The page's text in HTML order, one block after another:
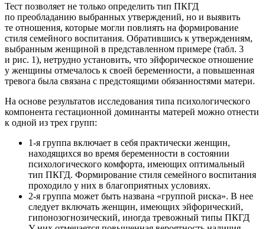
Тест позволяет не только определить тип ПКГД
по преобладанию выбранных утверждений, но и выявить
те отношения, которые могли повлиять на формирование
стиля семейного воспитания. Обратившись к утверждениям,
выбранным женщиной в представленном примере (табл. 3
и рис. 1), нетрудно установить, что эйфорическое отношение
у женщины отмечалось к своей беременности, а повышенная
тревога была связана с предстоящими обязанностями матери.
На основе результатов исследования типа психологического
компонента гестационной доминанты матерей можно отнести
к одной из трех групп:
1-я группа включает в себя практически женщин,
находящихся во время беременности в состоянии
психологического комфорта, имеющих оптимальный
тип ПКГД. Формирование стиля семейного воспитания
проходило у них в благоприятных условиях.
2-я группа может быть названа «группой риска». В нее
следует включать женщин, имеющих эйфорический,
гипонозогнозический, иногда тревожный типы ПКГД